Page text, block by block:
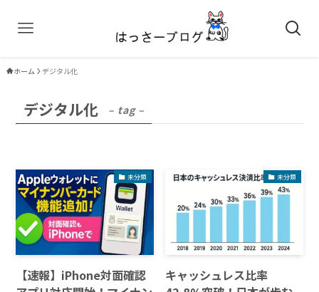
ホーム デジタル化
デジタル化 – tag –
未分類
【速報】iPhone対面確認
未分類
キャッシュレス比率